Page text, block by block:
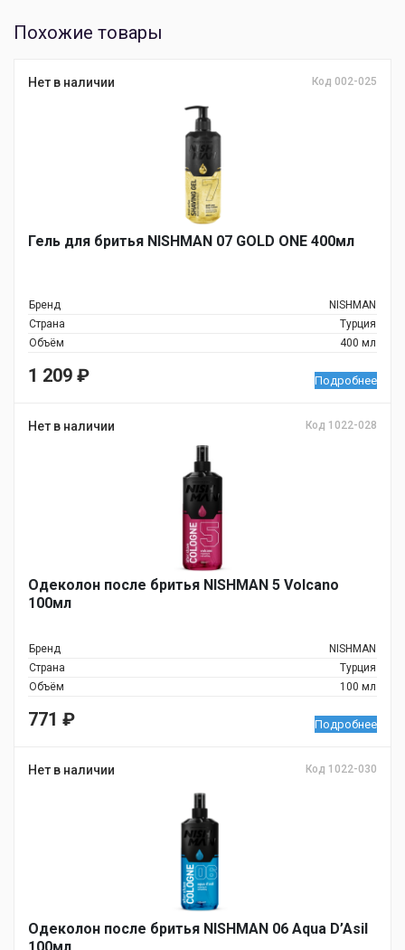
Похожие товары
Нет в наличии Код 002-025
Гель для бритья NISHMAN 07 GOLD ONE 400мл
Бренд
NISHMAN
Страна
Турция
Объём
400 мл
1 209 ₽ Подробнее
Нет в наличии Код 1022-028
Одеколон после бритья NISHMAN 5 Volcano
100мл
Бренд
NISHMAN
Страна
Турция
Объём
100 мл
771 ₽ Подробнее
Нет в наличии Код 1022-030
Одеколон после бритья NISHMAN 06 Aqua D’Asil